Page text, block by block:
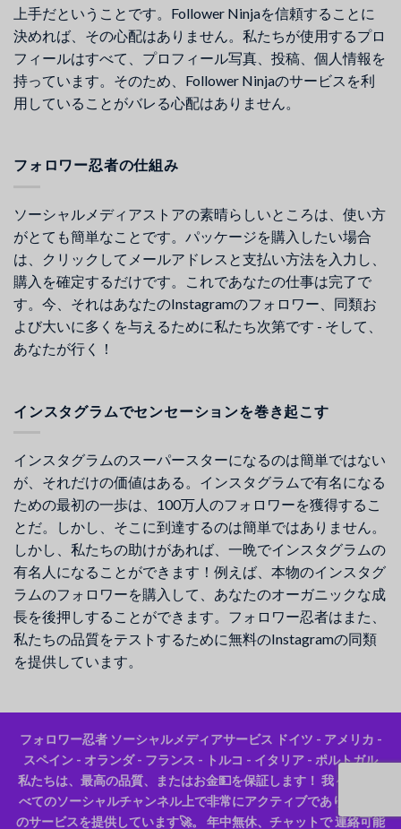
上手だということです。Follower Ninjaを信頼することに
決めれば、その心配はありません。私たちが使用するプロ
フィールはすべて、プロフィール写真、投稿、個人情報を
持っています。そのため、Follower Ninjaのサービスを利
用していることがバレる心配はありません。
フォロワー忍者の仕組み
ソーシャルメディアストアの素晴らしいところは、使い方
がとても簡単なことです。パッケージを購入したい場合
は、クリックしてメールアドレスと支払い方法を入力し、
購入を確定するだけです。これであなたの仕事は完了で
す。今、それはあなたのInstagramのフォロワー、同類お
よび大いに多くを与えるために私たち次第です - そして、
あなたが行く！
インスタグラムでセンセーションを巻き起こす
インスタグラムのスーパースターになるのは簡単ではない
が、それだけの価値はある。インスタグラムで有名になる
ための最初の一歩は、100万人のフォロワーを獲得するこ
とだ。しかし、そこに到達するのは簡単ではありません。
しかし、私たちの助けがあれば、一晩でインスタグラムの
有名人になることができます！例えば、本物のインスタグ
ラムのフォロワーを購入して、あなたのオーガニックな成
長を後押しすることができます。フォロワー忍者はまた、
私たちの品質をテストするために無料のInstagramの同類
を提供しています。
フォロワー忍者 ソーシャルメディアサービス ドイツ - アメリカ -
スペイン - オランダ - フランス - トルコ - イタリア - ポルトガル
私たちは、最高の品質、またはお金💵を保証します！ 我々は、す
べてのソーシャルチャンネル上で非常にアクティブであり、最高
のサービスを提供しています🚀。 年中無休、チャットで 連絡可能